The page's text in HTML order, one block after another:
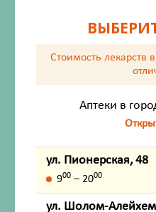
Соберём во вторник
Аппликатор-массажер
для чувствительной
со
Стоимость лекарств
Аптеки в
ул. Пионерская, 48
900 – 2000
ул. Шолом-